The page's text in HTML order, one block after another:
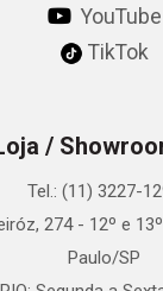
YouTube
TikTok
/
Tel.: (11) 3227-
274 - 12º e
Paulo/SP